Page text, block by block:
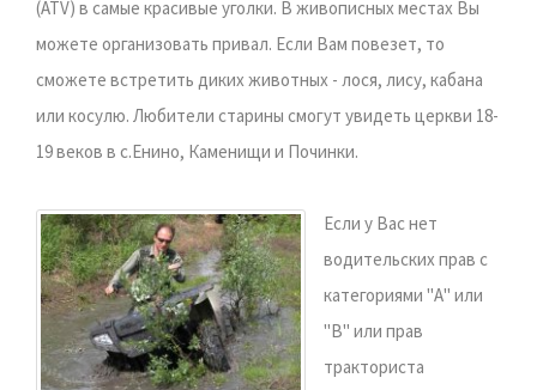
(ATV) в самые красивые уголки. В живописных местах Вы
можете организовать привал. Если Вам повезет, то
сможете встретить диких животных - лося, лису, кабана
или косулю. Любители старины смогут увидеть церкви 18-
19 веков в с.Енино, Каменищи и Починки.
Если у Вас нет
водительских прав с
категориями "А" или
"В" или прав
тракториста